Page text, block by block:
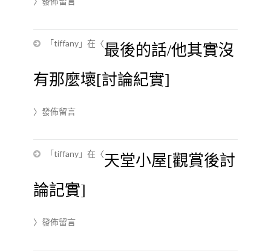
「tiffany 」在〈最後的話/他其實沒
有那麼壞[討論紀實]
〉發佈留言
「tiffany 」在〈天堂小屋[觀賞後討
論記實]
〉發佈留言